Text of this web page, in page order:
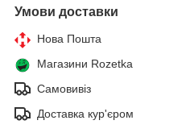
Умови доставки
Нова Пошта
Магазини Rozetka
Самовивіз
Доставка кур'єром